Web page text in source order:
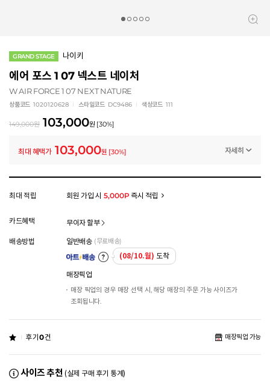
GRAND STAGE 나이키
에어 포스 1 07 넥스트 네이처
W AIR FORCE 1 07 NEXT NATURE
상품코드 1020120628 스타일코드 DC9486 색상코드 111
149,000원 103,000원 [30%]
최대 혜택가 103,000원 [30%] 자세히
멤버십 상시 할인
모든 혜택이 적용된 금액으로, 실제 결제 금액과는 차이가 있을 수 있습니다.
최대 적립 회원 가입 시 5,000P즉시 적립
카드혜택 무이자 할부
배송방법 일반배송 (무료배송)
(08/10.월) 도착
매장픽업
매장 픽업의 경우 매장 선택 시, 해당 매장의 주문 가능 사이즈가
조회됩니다.
후기0건 매장픽업 가능
사이즈 추천 (실제 구매 후기 통계)